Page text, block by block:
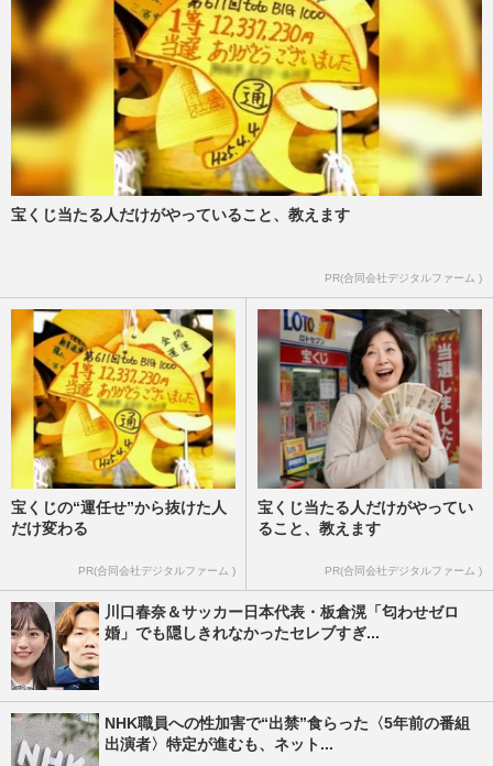
宝くじ当たる人だけがやっていること、教えます
PR(合同会社デジタルファーム )
宝くじの“運任せ”から抜けた人
だけ変わる
PR(合同会社デジタルファーム )
宝くじ当たる人だけがやってい
ること、教えます
PR(合同会社デジタルファーム )
川口春奈＆サッカー日本代表・板倉滉「匂わせゼロ
婚」でも隠しきれなかったセレブすぎ...
NHK職員への性加害で“出禁”食らった〈5年前の番組
出演者〉特定が進むも、ネット...